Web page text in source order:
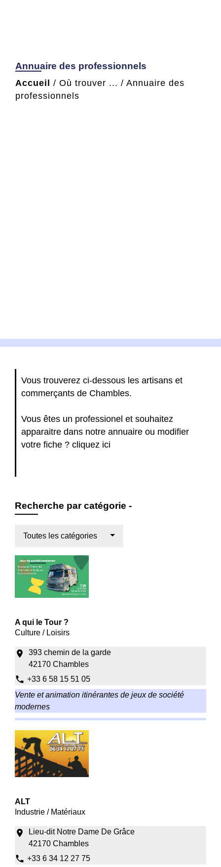
Annuaire des professionnels
Accueil / Où trouver ... / Annuaire des
professionnels
Vous trouverez ci-dessous les artisans et
commerçants de Chambles.
Vous êtes un professionel et souhaitez
apparaitre dans notre annuaire ou modifier
votre fiche ? cliquez ici
Recherche par catégorie -
Toutes les catégories
A qui le Tour ?
Culture / Loisirs
location_on
393 chemin de la garde
42170 Chambles
phone +33 6 58 15 51 05
Vente et animation itinérantes de jeux de société
modernes
ALT
Industrie / Matériaux
location_on
Lieu-dit Notre Dame De Grâce
42170 Chambles
phone +33 6 34 12 27 75